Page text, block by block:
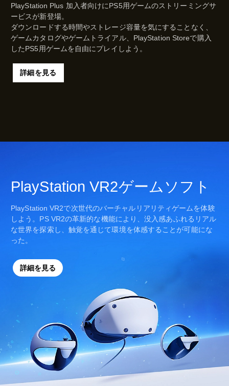
PlayStation Plus 加入者向けにPS5用ゲームのストリーミングサ
ービスが新登場。
ダウンロードする時間やストレージ容量を気にすることなく、
ゲームカタログやゲームトライアル、PlayStation Storeで購入
したPS5用ゲームを自由にプレイしよう。
詳細を見る
PlayStation VR2ゲームソフト
PlayStation VR2で次世代のバーチャルリアリティゲームを体験
しよう。PS VR2の革新的な機能により、没入感あふれるリアル
な世界を探索し、触覚を通じて環境を体感することが可能にな
った。
詳細を見る